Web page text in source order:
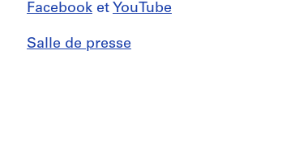
Facebook et YouTube
Salle de presse